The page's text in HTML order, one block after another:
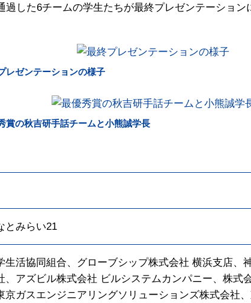
した6チームの学生たちが最終プレゼンテーション
レゼンテーションの様子
賞の秋吉研手話チームと小熊誠学長
とみらい21
生活協同組合、グローブシップ株式会社 横浜支店、
、アズビル株式会社 ビルシステムカンパニー、株式
ガスエンジニアリングソリューションズ株式会社